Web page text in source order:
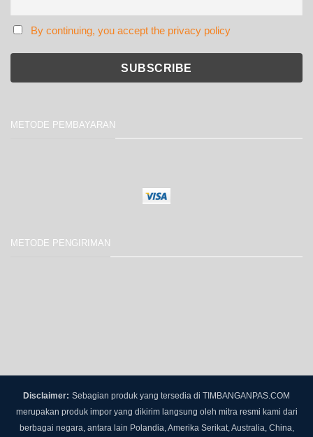
By continuing, you accept the privacy policy
METODE PEMBAYARAN
METODE PENGIRIMAN
Disclaimer: Sebagian produk yang tersedia di TIMBANGANPAS.COM
merupakan produk impor yang dikirim langsung oleh mitra resmi kami dari
berbagai negara, antara lain Polandia, Amerika Serikat, Australia, China,